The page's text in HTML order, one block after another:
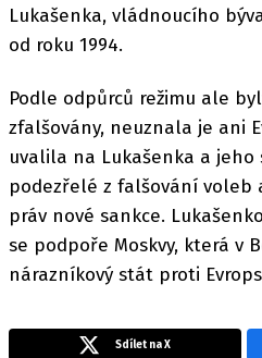
Lukašenka, vládnoucího
od roku 1994.
Podle odpůrců režimu ale
zfalšovány, neuznala je ani
uvalila na Lukašenka a
podezřelé z falšování voleb
práv nové sankce.
se podpoře Moskvy, která v
nárazníkový stát proti
Sdílet na X